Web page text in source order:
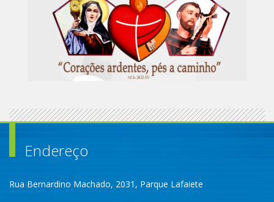
Endereço
Rua Bernardino Machado, 2031, Parque Lafaiete